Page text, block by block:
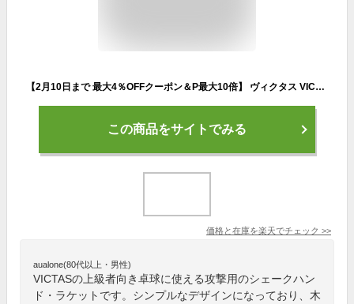
【2月10日まで 最大4％OFFクーポン＆P最大10倍】 ヴィクタス VICTAS 卓球 スワット フレア SWAT FL 攻撃用 シェークハンド オフェンシブ 操作性 ラケットサイズ/縦158×横150mm グリップサイズ/長100×幅24mm 310004
この商品をサイトでみる
価格と在庫を楽天でチェック >>
aualone(80代以上・男性)
VICTASの上級者向き卓球に使える攻撃用のシェークハン
ド・ラケットです。シンプルなデザインになっており、木